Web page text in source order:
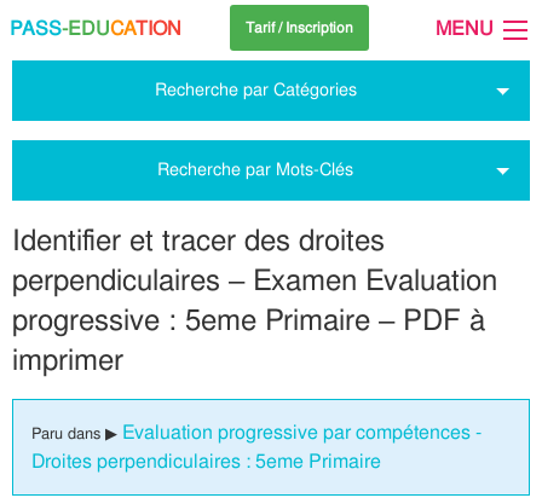
PASS-EDUCATION Tarif / Inscription MENU
Recherche par Catégories
Recherche par Mots-Clés
Identifier et tracer des droites
perpendiculaires – Examen Evaluation
progressive : 5eme Primaire – PDF à
imprimer
Paru dans ▶ Evaluation progressive par compétences -
Droites perpendiculaires : 5eme Primaire